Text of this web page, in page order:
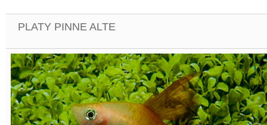
PLATY PINNE ALTE